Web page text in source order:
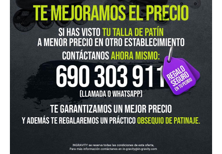
IN-GRAVITY MADRID RETIRO
Pza. Mariano de Cavia, 2
Tel.: 915 524 553
in-gravity@in-gravity.com
HORARIO
Lunes a Viernes de 12:00 - 20:30
Sabado De 10:00 - 20:30